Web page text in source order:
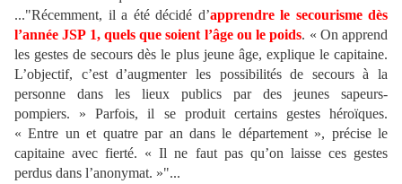
..."Récemment, il a été décidé d’apprendre le secourisme dès
l’année JSP 1, quels que soient l’âge ou le poids. « On apprend
les gestes de secours dès le plus jeune âge, explique le capitaine.
L’objectif, c’est d’augmenter les possibilités de secours à la
personne dans les lieux publics par des jeunes sapeurs-
pompiers. » Parfois, il se produit certains gestes héroïques.
« Entre un et quatre par an dans le département », précise le
capitaine avec fierté. « Il ne faut pas qu’on laisse ces gestes
perdus dans l’anonymat. »"...